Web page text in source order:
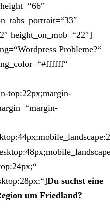
height_on_mob=“22″]
Probleme?“
top:22px;margin-
Du suchst eine
um Friedland?